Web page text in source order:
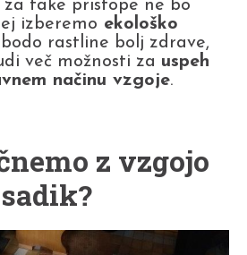
take pristope ne bo
izberemo ekološko
bodo rastline bolj zdrave,
več možnosti za uspeh
načinu vzgoje.
z vzgojo
sadik?